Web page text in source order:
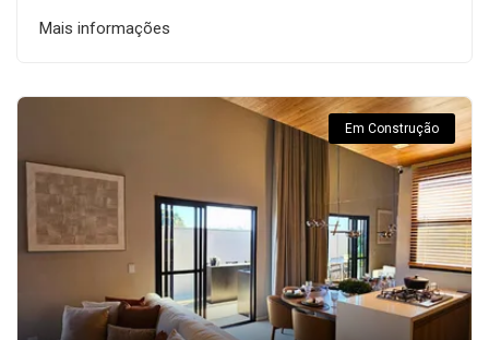
Mais informações
Em Construção